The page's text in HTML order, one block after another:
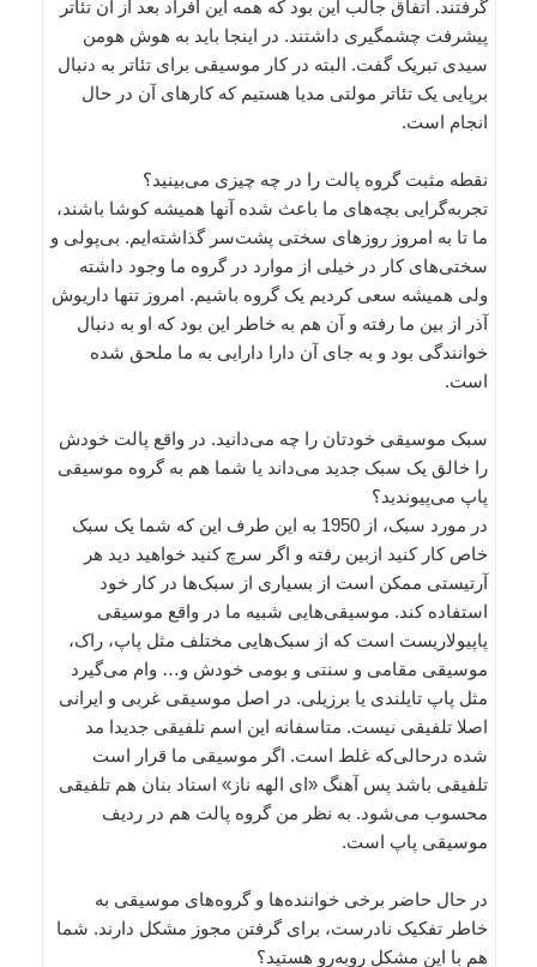
گرفتند. اتفاق جالب این بود که همه این افراد بعد از آن تئاتر
پیشرفت چشمگیری داشتند. در اینجا باید به هوش هومن
سیدی تبریک گفت. البته در کار موسیقی برای تئاتر به دنبال
برپایی یک تئاتر مولتی مدیا هستیم که کارهای آن در حال
انجام است.
نقطه مثبت گروه پالت را در چه چیزی می‌بینید؟
تجربه‌گرایی بچه‌های ما باعث شده آنها همیشه کوشا باشند،
ما تا به امروز روزهای سختی پشت‌سر گذاشته‌ایم. بی‌پولی و
سختی‌های کار در خیلی از موارد در گروه ما وجود داشته
ولی همیشه سعی کردیم یک گروه باشیم. امروز تنها داریوش
آذر از بین ما رفته و آن هم به خاطر این بود که او به دنبال
خوانندگی بود و به جای آن دارا دارایی به ما ملحق شده
است.
سبک موسیقی خودتان را چه می‌دانید. در واقع پالت خودش
را خالق یک سبک جدید می‌داند یا شما هم به گروه موسیقی
پاپ می‌پیوندید؟
در مورد سبک، از 1950 به این طرف این که شما یک سبک
خاص کار کنید ازبین رفته و اگر سرچ کنید خواهید دید هر
آرتیستی ممکن است از بسیاری از سبک‌ها در کار خود
استفاده کند. موسیقی‌هایی شبیه ما در واقع موسیقی
پاپیولاریست است که از سبک‌هایی مختلف مثل پاپ، راک،
موسیقی مقامی و سنتی و بومی خودش و… وام می‌گیرد
مثل پاپ تایلندی یا برزیلی. در اصل موسیقی غربی و ایرانی
اصلا تلفیقی نیست. متاسفانه این اسم تلفیقی جدیدا مد
شده درحالی‌که غلط است. اگر موسیقی ما قرار است
تلفیقی باشد پس آهنگ «ای الهه ناز» استاد بنان هم تلفیقی
محسوب می‌شود. به نظر من گروه پالت هم در ردیف
موسیقی پاپ است.
در حال حاضر برخی خواننده‌ها و گروه‌های موسیقی به
خاطر تفکیک نادرست، برای گرفتن مجوز مشکل دارند. شما
هم با این مشکل روبه‌رو هستید؟